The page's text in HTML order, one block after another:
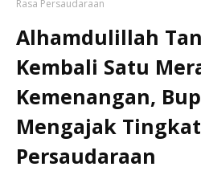
Rasa Persaudaraan
Alhamdulillah
Kembali Satu
Kemenangan,
Mengajak
Persaudaraan